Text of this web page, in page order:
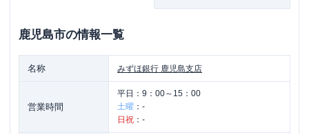
鹿児島市の情報一覧
名称 みずほ銀行 鹿児島支店
営業時間
平日： 9：00～15：00
土曜 ： -
日祝 ： -